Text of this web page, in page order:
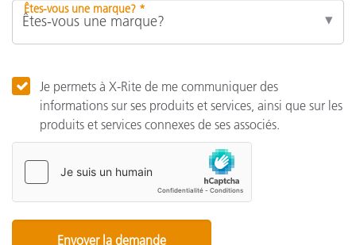
Êtes-vous une marque? *
Je permets à X-Rite de me communiquer des
informations sur ses produits et services, ainsi que sur les
produits et services connexes de ses associés.